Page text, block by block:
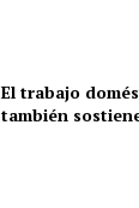
El trabajo
también